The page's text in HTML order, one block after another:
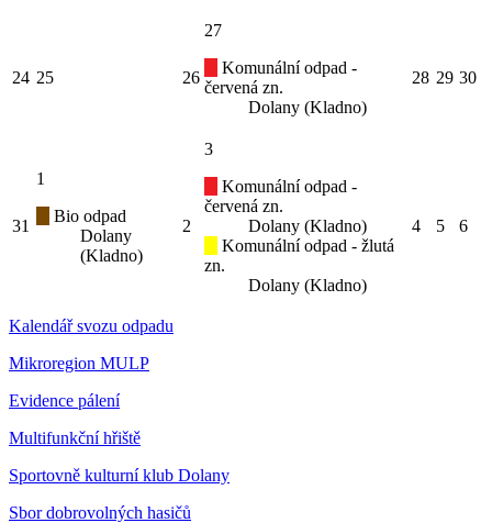
24 25 26
27
Komunální odpad -
červená zn.
Dolany (Kladno)
28 29 30
31
1
Bio odpad
Dolany
(Kladno)
2
3
Komunální odpad -
červená zn.
Dolany (Kladno)
Komunální odpad - žlutá
zn.
Dolany (Kladno)
4 5 6
Kalendář svozu odpadu
Mikroregion MULP
Evidence pálení
Multifunkční hřiště
Sportovně kulturní klub Dolany
Sbor dobrovolných hasičů